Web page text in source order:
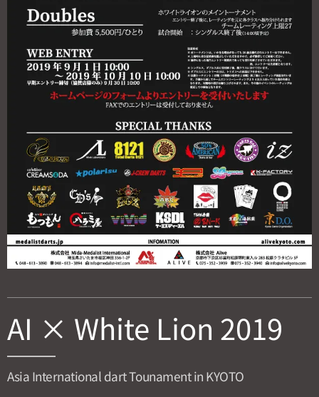
AI × White Lion 2019
Asia International dart Tounament in KYOTO